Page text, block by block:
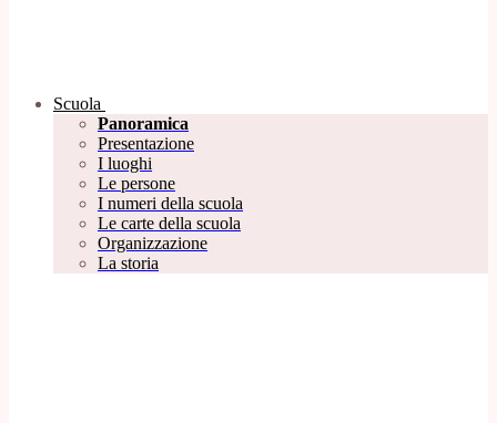
Scuola
Panoramica
Presentazione
I luoghi
Le persone
I numeri della scuola
Le carte della scuola
Organizzazione
La storia